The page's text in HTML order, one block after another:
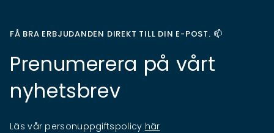
FÅ BRA ERBJUDANDEN DIREKT TILL DIN E-POST. 📫
Prenumerera på vårt
nyhetsbrev
Läs vår personuppgiftspolicy här